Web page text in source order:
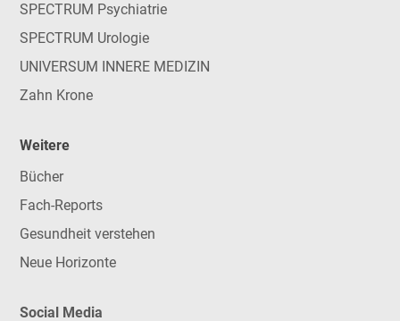
SPECTRUM Psychiatrie
SPECTRUM Urologie
UNIVERSUM INNERE MEDIZIN
Zahn Krone
Weitere
Bücher
Fach-Reports
Gesundheit verstehen
Neue Horizonte
Social Media